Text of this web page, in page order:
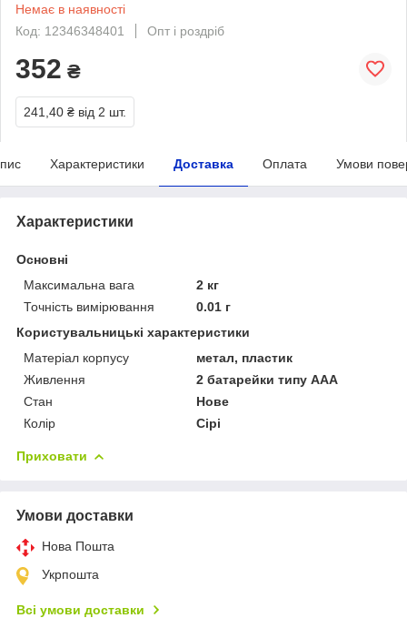
Немає в наявності
Код: 12346348401
Опт і роздріб
352 ₴
241,40 ₴ від 2 шт.
Характеристики Доставка Оплата Умови
Характеристики
Основні
Максимальна вага
2 кг
Точність вимірювання
0.01 г
Користувальницькі характеристики
Матеріал корпусу
метал, пластик
Живлення
2 батарейки типу ААА
Стан
Нове
Колір
Сірі
Приховати
Умови доставки
Нова Пошта
Укрпошта
Всі умови доставки